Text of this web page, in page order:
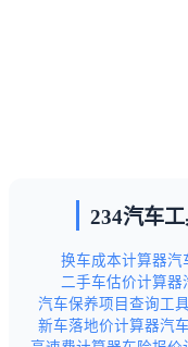
234汽车
换车成本计算器汽
二手车估价计算器
汽车保养项目查询工具
新车落地价计算器汽